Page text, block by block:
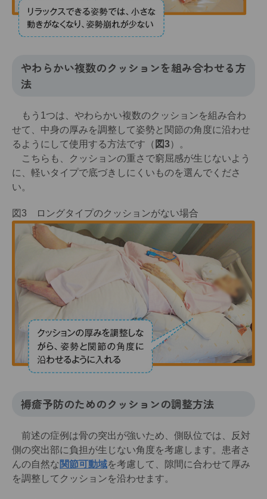
やわらかい複数のクッションを組み合わせる方
法
もう1つは、やわらかい複数のクッションを組み合わ
せて、中身の厚みを調整して姿勢と関節の角度に沿わせ
るようにして使用する方法です（ 図3）。
こちらも、クッションの重さで窮屈感が生じないよう
に、軽いタイプで底づきしにくいものを選んでくださ
い。
図3 ロングタイプのクッションがない場合
褥瘡予防のためのクッションの調整方法
前述の症例は骨の突出が強いため、側臥位では、反対
側の突出部に負担が生じない角度を考慮します。患者さ
んの自然な関節可動域を考慮して、隙間に合わせて厚み
を調整してクッションを沿わせます。